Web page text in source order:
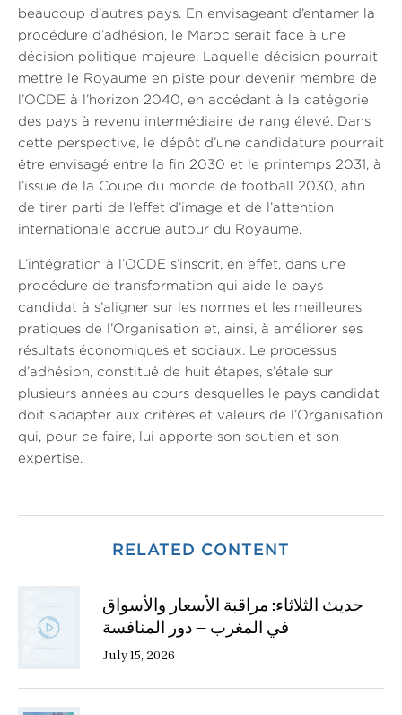
beaucoup d’autres pays. En envisageant d’entamer la
procédure d’adhésion, le Maroc serait face à une
décision politique majeure. Laquelle décision pourrait
mettre le Royaume en piste pour devenir membre de
l’OCDE à l’horizon 2040, en accédant à la catégorie
des pays à revenu intermédiaire de rang élevé. Dans
cette perspective, le dépôt d’une candidature pourrait
être envisagé entre la fin 2030 et le printemps 2031, à
l’issue de la Coupe du monde de football 2030, afin
de tirer parti de l’effet d’image et de l’attention
internationale accrue autour du Royaume.
L’intégration à l’OCDE s’inscrit, en effet, dans une
procédure de transformation qui aide le pays
candidat à s’aligner sur les normes et les meilleures
pratiques de l’Organisation et, ainsi, à améliorer ses
résultats économiques et sociaux. Le processus
d’adhésion, constitué de huit étapes, s’étale sur
plusieurs années au cours desquelles le pays candidat
doit s’adapter aux critères et valeurs de l’Organisation
qui, pour ce faire, lui apporte son soutien et son
expertise.
RELATED CONTENT
حديث الثلاثاء: مراقبة الأسعار والأسواق
في المغرب — دور المنافسة
July 15, 2026